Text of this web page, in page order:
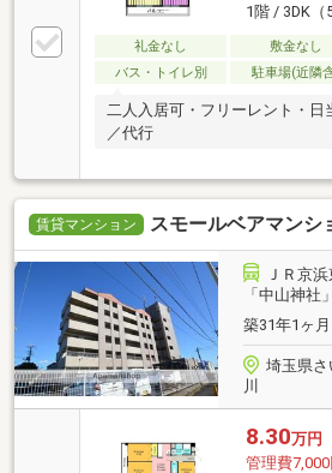
1階 / 3DK（
礼金なし 敷金なし
バス・トイレ別
駐車場(近隣
二人入居可・フリーレント・
／代行
賃貸マンション スモールベアマンシ
ＪＲ京
「中山神社
築31年1ヶ
埼玉県
川
8.30万円
管理費7,000